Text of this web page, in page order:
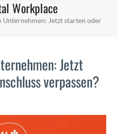
Workplace
Unternehmen: Jetzt starten oder
Jetzt
verpassen?